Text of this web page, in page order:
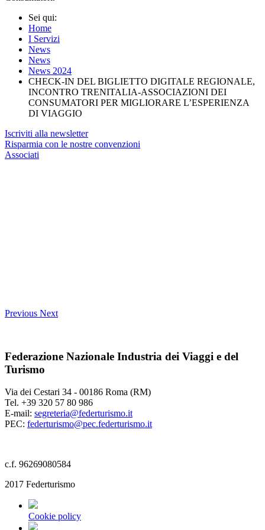
Sei qui:
Home
I Servizi
News
News
News 2024
CHECK-IN DEL BIGLIETTO DIGITALE REGIONALE,
INCONTRO TRENITALIA-ASSOCIAZIONI DEI
CONSUMATORI PER MIGLIORARE L’ESPERIENZA
DI VIAGGIO
Iscriviti alla newsletter
Risparmia con le nostre convenzioni
Associati
Previous Next
Federazione Nazionale Industria dei Viaggi e del
Turismo
Via dei Cestari 34 - 00186 Roma (RM)
Tel. +39 320 57 80 986
E-mail: segreteria@federturismo.it
PEC: federturismo@pec.federturismo.it
c.f. 96269080584
2017 Federturismo
Cookie policy